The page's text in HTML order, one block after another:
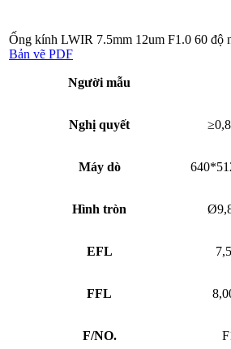
Ống kính LWIR 7.5mm 12um F1.0 60 độ
Bản vẽ PDF
Người mẫu
Nghị quyết
Máy dò
Hình tròn
EFL
FFL
F/NO.